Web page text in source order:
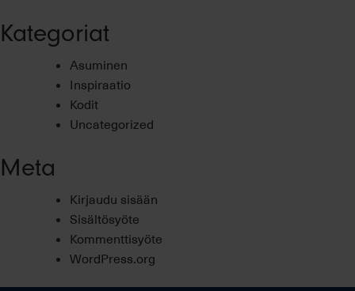
Kategoriat
Asuminen
Inspiraatio
Kodit
Uncategorized
Meta
Kirjaudu sisään
Sisältösyöte
Kommenttisyöte
WordPress.org